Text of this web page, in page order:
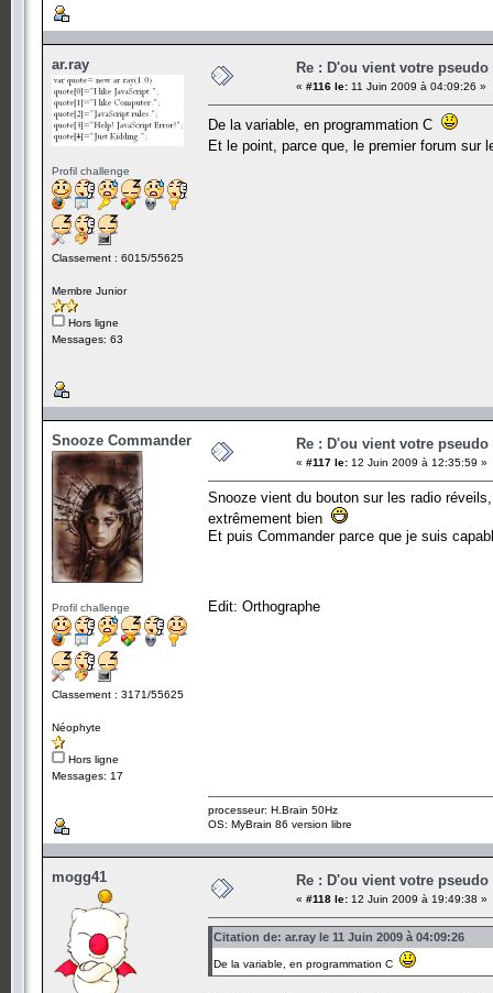
ar.ray
Profil challenge
Classement : 6015/55625
Membre Junior
Hors ligne
Messages: 63
Re : D'ou vient votre pseudo
« #116 le: 11 Juin 2009 à 04:09:26 »
De la variable, en programmation C
Et le point, parce que, le premier forum
Snooze Commander
Profil challenge
Classement : 3171/55625
Néophyte
Hors ligne
Messages: 17
Re : D'ou vient votre pseudo
« #117 le: 12 Juin 2009 à 12:35:59 »
Snooze vient du bouton sur les radio
extrêmement bien
Et puis Commander parce que je suis
Edit: Orthographe
processeur: H.Brain 50Hz
OS: MyBrain 86 version libre
mogg41 Re : D'ou vient votre pseudo
« #118 le: 12 Juin 2009 à 19:49:38 »
Citation de: ar.ray le 11 Juin 2009 à 04:09:26
De la variable, en programmation C